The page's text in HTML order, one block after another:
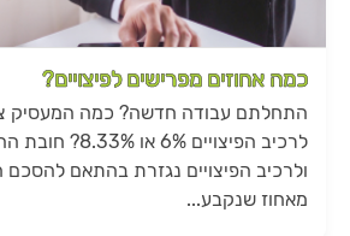
כמה אחוזים מפרישים לפיצויים?
התחלתם עבודה חדשה? כמה המעסיק
לרכיב הפיצויים 6%
ולרכיב הפיצויים נגזרת בהתאם להסכם
מאחוז שנקבע...